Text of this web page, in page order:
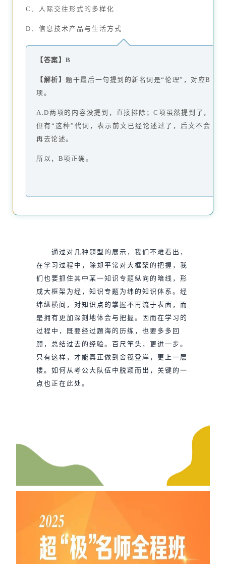
C．人际交往形式的多样化
D．信息技术产品与生活方式
【答案】B
【解析】题干最后一句提到的新名词是“伦理”，对应B
项。
A.D两项的内容没提到，直接排除；C项虽然提到了，
但有“这种”代词，表示前文已经论述过了，后文不会
再去论述。
所以，B项正确。
通过对几种题型的展示，我们不难看出，
在学习过程中，除却平常对大框架的把握，我
们也要抓住其中某一知识专题纵向的暗线，形
成大框架为经，知识专题为纬的知识体系。经
纬纵横间，对知识点的掌握不再流于表面，而
是拥有更加深刻地体会与把握。因而在学习的
过程中，既要经过题海的历练，也要多多回
顾，总结过去的经验。百尺竿头，更进一步。
只有这样，才能真正做到舍筏登岸，更上一层
楼。如何从考公大队伍中脱颖而出，关键的一
点也正在此处。